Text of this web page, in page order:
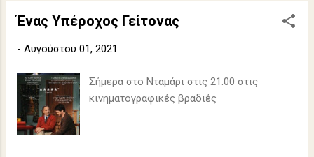
Ένας Υπέροχος Γείτονας
- Αυγούστου 01, 2021
Σήμερα στο Νταμάρι στις 21.00 στις
κινηματογραφικές βραδιές